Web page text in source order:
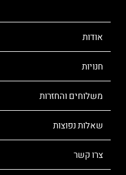
אודות
חנויות
משלוחים והחזרות
שאלות נפוצות
צרו קשר